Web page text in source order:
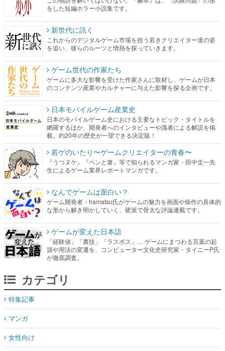
をした短編ホラー小説集です。
新世代に訊く
これからのデジタルゲーム市場を担う若きクリエイター達の姿
を追い、彼らのルーツと情熱を探っていきます。
ゲーム世代の作家たち
ゲームに多大な影響を受けた作家さんに取材し、ゲームが日本
のコンテンツ産業やカルチャーに与えた影響を探る企画です。
日本モバイルゲーム産業史
日本のモバイルゲーム史における主要なトピック・タイトルを
網羅するほか、開発者へのインタビューや識者による解説を掲
載。約20年の歴史が一望できる決定版！
若ゲのいたり〜ゲームクリエイターの青春〜
『うつヌケ』『ペンと箸』等で知られるマンガ家・田中圭一先
生によるゲーム業界レポートマンガです。
なんでゲームは面白い？
ゲーム開発者・hamatsu氏がゲームの魅力を画面や操作の具体的
な形から解き明かしていく、硬派で骨太な評論連載です。
ゲームが変えた日本語
「経験値」「裏技」「ラスボス」… ゲームにまつわる言葉の起
源や用法の変遷を、コンピューター文化史研究家・タイニーP氏
が徹底調査。
カテゴリ
特集記事
マンガ
女性向け